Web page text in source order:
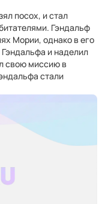
посох, и стал
Гэндальф
Мории, однако в его
и наделил
свою миссию в
стали